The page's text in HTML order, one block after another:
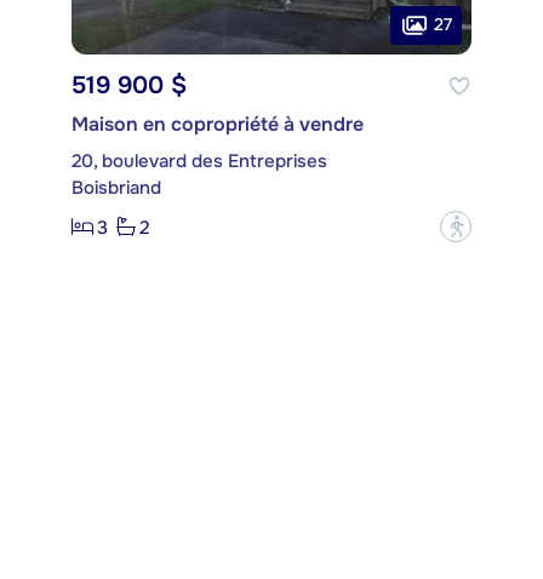
27
519 900 $
Maison en copropriété à vendre
20, boulevard des Entreprises
Boisbriand
3
2 ?